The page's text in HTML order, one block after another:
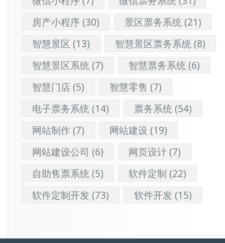
房产小程序(30) 景区票务系统(21)
智慧景区(13) 智慧景区票务系统(8)
智慧景区系统(7) 智慧票务系统(6)
智慧门店(5) 智慧零售 (7)
电子票务系统(14) 票务系统(54)
网站制作(7) 网站建设 (19)
网站建设公司 (6) 网页设计(7)
自助售票系统(5) 软件定制 (22)
软件定制开发 (73) 软件开发 (15)